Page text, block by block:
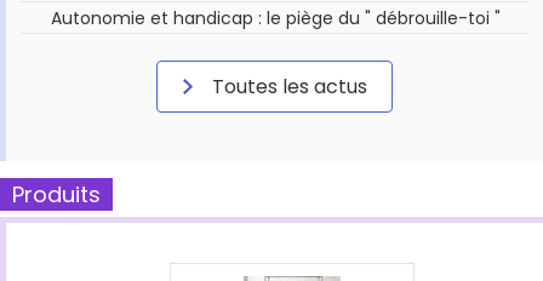
Autonomie et handicap : le piège du " débrouille-toi "
Toutes les actus
Produits